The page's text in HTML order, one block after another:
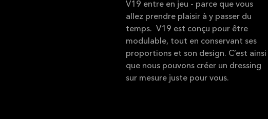
V19 entre en jeu - parce que vous
allez prendre plaisir à y passer du
temps. V19 est conçu pour être
modulable, tout en conservant ses
proportions et son design. C’est ainsi
que nous pouvons créer un dressing
sur mesure juste pour vous.